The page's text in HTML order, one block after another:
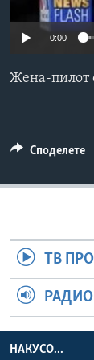
ИНТЕРВЈУА
Јазици
0:00
Жена-пилот
Споделете
ТВ
НАКУСО...